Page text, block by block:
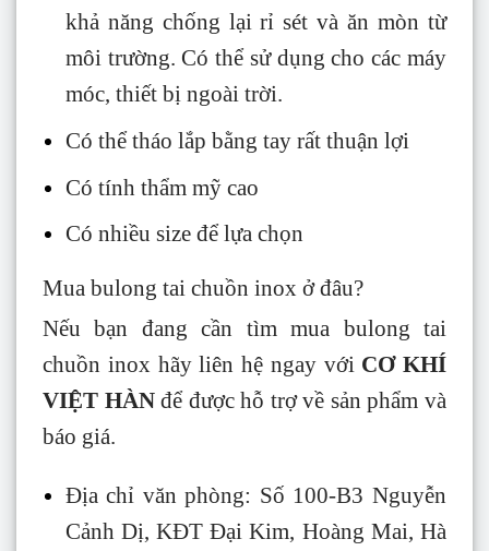
khả năng chống lại rỉ sét và ăn mòn từ
môi trường. Có thể sử dụng cho các máy
móc, thiết bị ngoài trời.
Có thể tháo lắp bằng tay rất thuận lợi
Có tính thẩm mỹ cao
Có nhiều size để lựa chọn
Mua bulong tai chuồn inox ở đâu?
Nếu bạn đang cần tìm mua bulong tai
chuồn inox hãy liên hệ ngay với CƠ KHÍ
VIỆT HÀNđể được hỗ trợ về sản phẩm và
báo giá.
Địa chỉ văn phòng: Số 100-B3 Nguyễn
Cảnh Dị, KĐT Đại Kim, Hoàng Mai, Hà